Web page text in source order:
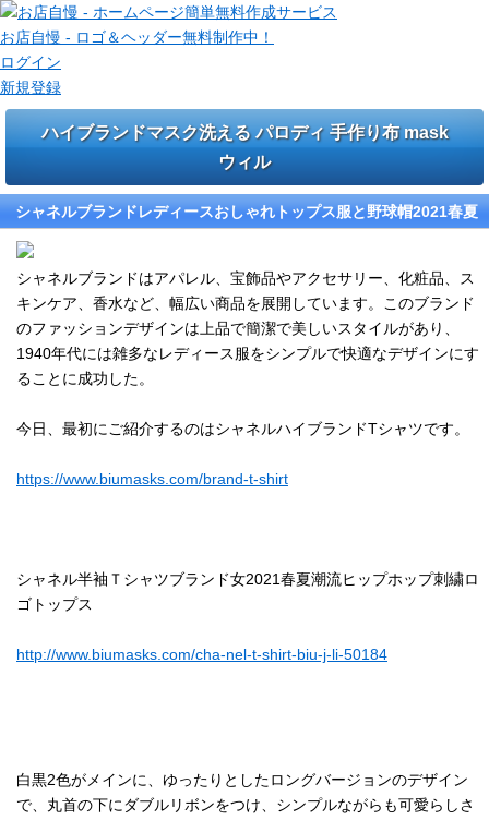
お店自慢 - ロゴ＆ヘッダー無料制作中！
ログイン
新規登録
ハイブランドマスク洗える パロディ 手作り布 mask
ウィル
シャネルブランドレディースおしゃれトップス服と野球帽2021春夏
シャネルブランドはアパレル、宝飾品やアクセサリー、化粧品、ス
キンケア、香水など、幅広い商品を展開しています。このブランド
のファッションデザインは上品で簡潔で美しいスタイルがあり、
1940年代には雑多なレディース服をシンプルで快適なデザインにす
ることに成功した。
今日、最初にご紹介するのはシャネルハイブランドTシャツです。
https://www.biumasks.com/brand-t-shirt
シャネル半袖Ｔシャツブランド女2021春夏潮流ヒップホップ刺繍ロ
ゴトップス
http://www.biumasks.com/cha-nel-t-shirt-biu-j-li-50184
白黒2色がメインに、ゆったりとしたロングバージョンのデザイン
で、丸首の下にダブルリボンをつけ、シンプルながらも可愛らしさ